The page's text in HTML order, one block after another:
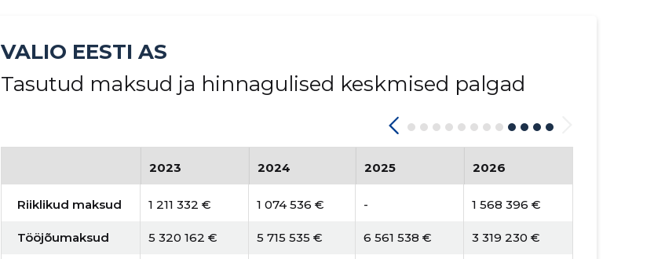
VALIO EESTI AS
Tasutud maksud ja hinnagulised keskmised palgad
2023 2024 2025 2026
Riiklikud maksud 1 211 332 € 1 074 536 € - 1 568 396 €
Tööjõumaksud 5 320 162 € 5 715 535 € 6 561 538 € 3 319 230 €